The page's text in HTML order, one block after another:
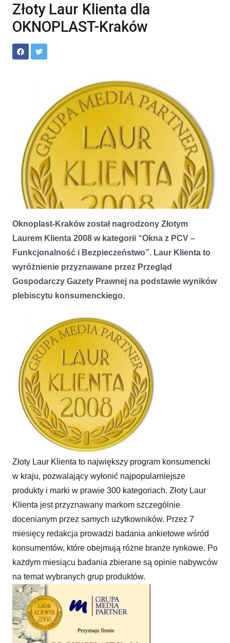
Złoty Laur Klienta dla
OKNOPLAST-Kraków
Złoty Laur Klienta dla OKNOPLAST-Kraków
Oknoplast-Kraków został nagrodzony Złotym
Laurem Klienta 2008 w kategorii “Okna z PCV –
Funkcjonalność i Bezpieczeństwo”. Laur Klienta to
wyróżnienie przyznawane przez Przegląd
Gospodarczy Gazety Prawnej na podstawie wyników
plebiscytu konsumenckiego.
Złoty Laur Klienta to największy program konsumencki
w kraju, pozwalający wyłonić najpopularniejsze
produkty i marki w prawie 300 kategoriach. Złoty Laur
Klienta jest przyznawany markom szczególnie
docenianym przez samych użytkowników. Przez 7
miesięcy redakcja prowadzi badania ankietowe wśród
konsumentów, które obejmują różne branże rynkowe. Po
każdym miesiącu badania zbierane są opinie nabywców
na temat wybranych grup produktów.